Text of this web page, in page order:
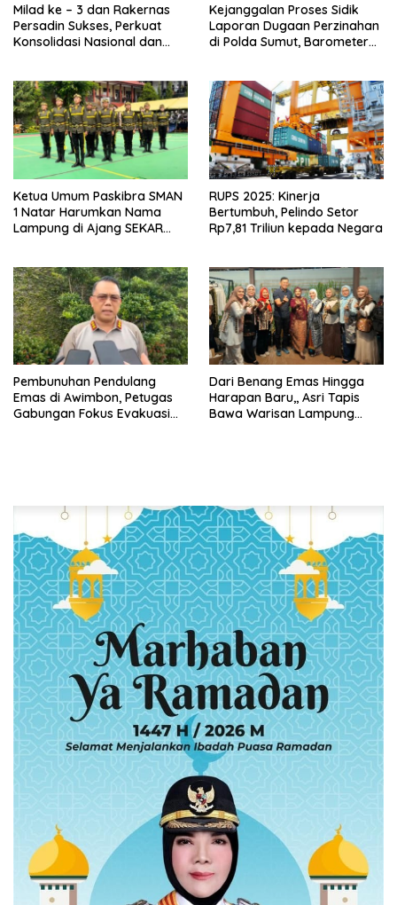
Milad ke – 3 dan Rakernas
Persadin Sukses, Perkuat
Konsolidasi Nasional dan
Kejanggalan Proses Sidik
Laporan Dugaan Perzinahan
di Polda Sumut, Barometer
Ketua Umum Paskibra SMAN
1 Natar Harumkan Nama
Lampung di Ajang SEKAR
RUPS 2025: Kinerja
Bertumbuh, Pelindo Setor
Rp7,81 Triliun kepada Negara
Pembunuhan Pendulang
Emas di Awimbon, Petugas
Gabungan Fokus Evakuasi
Dari Benang Emas Hingga
Harapan Baru,, Asri Tapis
Bawa Warisan Lampung